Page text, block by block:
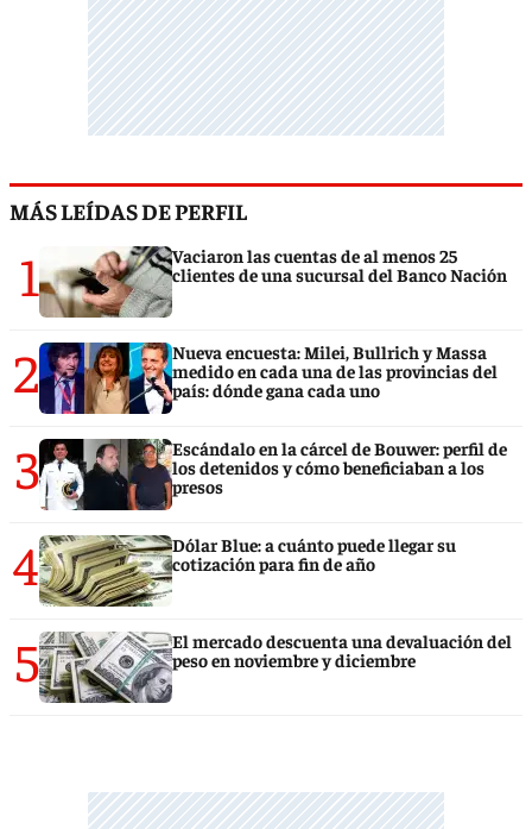
MÁS LEÍDAS DE PERFIL
1
Vaciaron las cuentas de al menos 25
clientes de una sucursal del Banco Nación
2
Nueva encuesta: Milei, Bullrich y Massa
medido en cada una de las provincias del
país: dónde gana cada uno
3
Escándalo en la cárcel de Bouwer: perfil de
los detenidos y cómo beneficiaban a los
presos
4
Dólar Blue: a cuánto puede llegar su
cotización para fin de año
5
El mercado descuenta una devaluación del
peso en noviembre y diciembre